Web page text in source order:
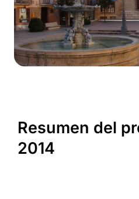
Resumen del
2014